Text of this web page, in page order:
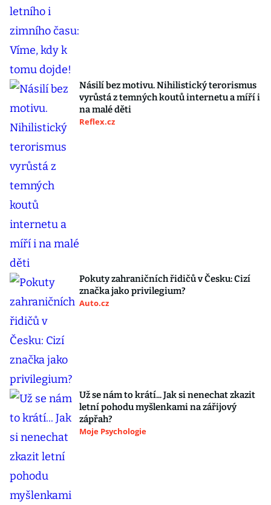
Násilí bez motivu. Nihilistický terorismus
vyrůstá z temných koutů internetu a míří i
na malé děti
Reflex.cz
Pokuty zahraničních řidičů v Česku: Cizí
značka jako privilegium?
Auto.cz
Už se nám to krátí... Jak si nenechat zkazit
letní pohodu myšlenkami na zářijový
zápřah?
Moje Psychologie